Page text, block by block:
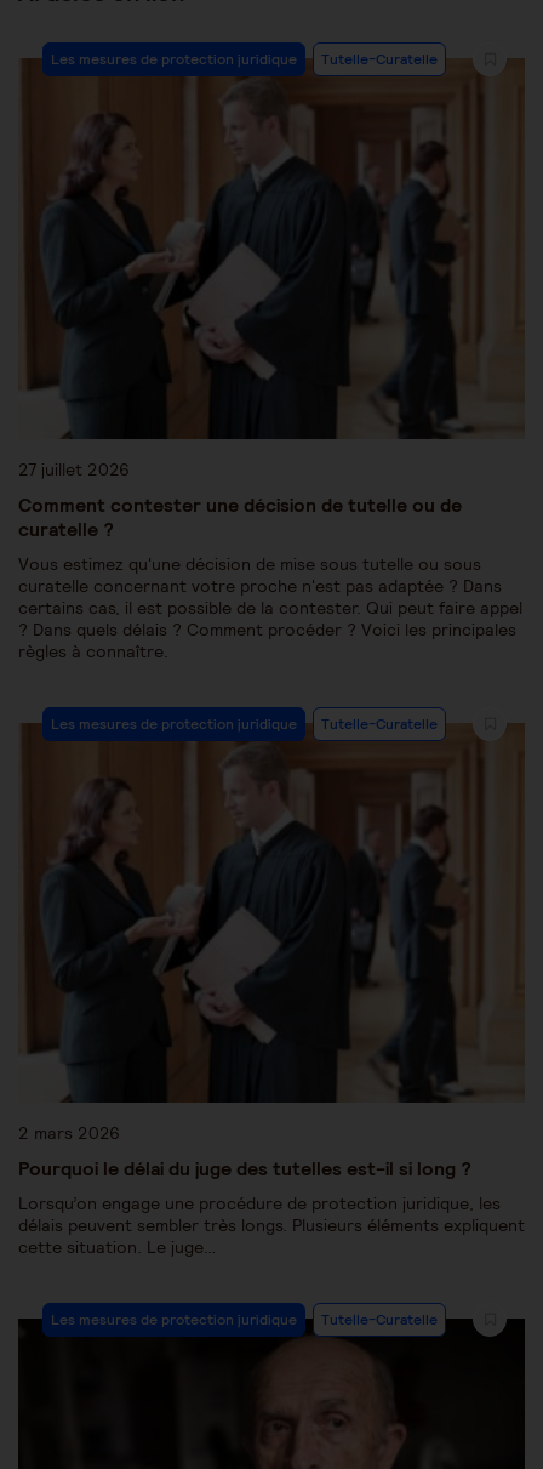
Les mesures de protection juridique Tutelle-Curatelle
27 juillet 2026
Comment contester une décision de tutelle ou de
curatelle ?
Vous estimez qu'une décision de mise sous tutelle ou sous
curatelle concernant votre proche n'est pas adaptée ? Dans
certains cas, il est possible de la contester. Qui peut faire appel
? Dans quels délais ? Comment procéder ? Voici les principales
règles à connaître.
Les mesures de protection juridique Tutelle-Curatelle
2 mars 2026
Pourquoi le délai du juge des tutelles est-il si long ?
Lorsqu’on engage une procédure de protection juridique, les
délais peuvent sembler très longs. Plusieurs éléments expliquent
cette situation. Le juge…
Les mesures de protection juridique Tutelle-Curatelle